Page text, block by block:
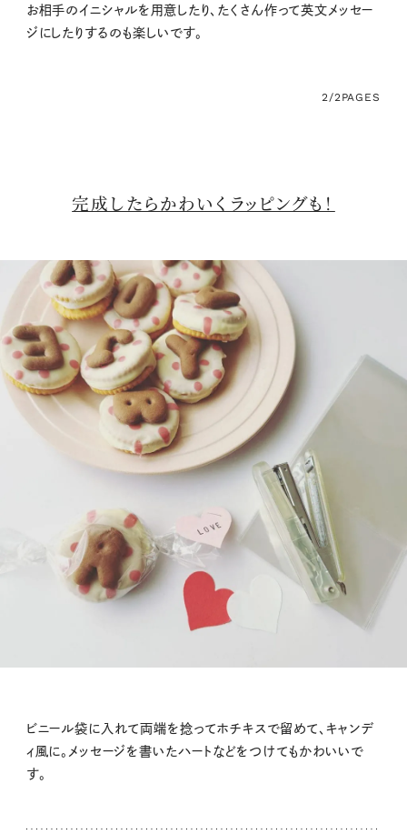
お相手のイニシャルを用意したり、たくさん作って英文メッセー
ジにしたりするのも楽しいです。
2/2PAGES
完成したらかわいくラッピングも！
ビニール袋に入れて両端を捻ってホチキスで留めて、キャンデ
ィ風に。メッセージを書いたハートなどをつけてもかわいいで
す。